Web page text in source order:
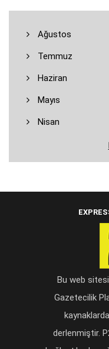
Ağustos
Temmuz
Haziran
Mayıs
Nisan
Bu web
Gazetecilik
derlenmiştir.